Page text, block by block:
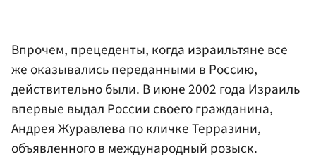
Впрочем, прецеденты, когда израильтяне все
же оказывались переданными в Россию,
действительно были. В июне 2002 года Израиль
впервые выдал России своего гражданина,
Андрея Журавлева по кличке Терразини,
объявленного в международный розыск.